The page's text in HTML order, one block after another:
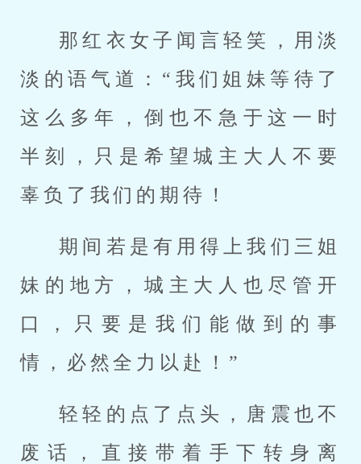
那红衣女子闻言轻笑，用淡
淡的语气道：“我们姐妹等待了
这么多年，倒也不急于这一时
半刻，只是希望城主大人不要
辜负了我们的期待！
期间若是有用得上我们三姐
妹的地方，城主大人也尽管开
口，只要是我们能做到的事
情，必然全力以赴！”
轻轻的点了点头，唐震也不
废话，直接带着手下转身离